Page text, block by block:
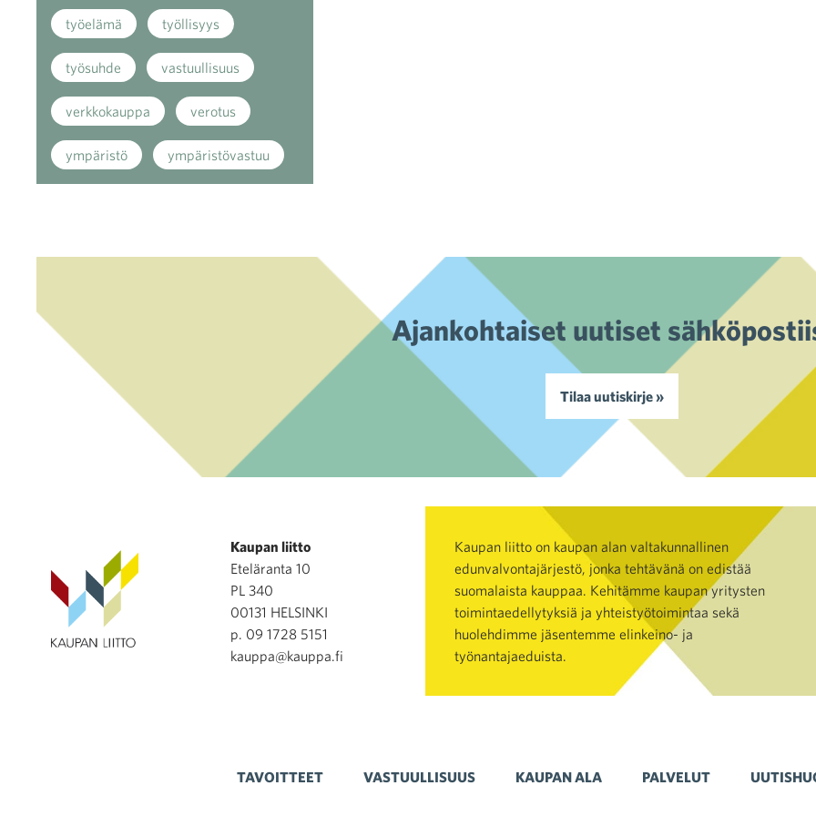
työelämä työllisyys
työsuhde vastuullisuus
verkkokauppa verotus
ympäristö ympäristövastuu
Ajankohtaiset uutiset
Tilaa uutiskirje »
Kaupan liitto
Eteläranta 10
PL 340
00131 HELSINKI
p. 09 1728 5151
kauppa@kauppa.fi
Kaupan liitto on kaupan alan valtakunnallinen
edunvalvontajärjestö, jonka tehtävänä on edistää
suomalaista kauppaa. Kehitämme kaupan yritysten
toimintaedellytyksiä ja yhteistyötoimintaa sekä
huolehdimme jäsentemme elinkeino- ja
työnantajaeduista.
TAVOITTEET VASTUULLISUUS KAUPAN ALA PALVELUT